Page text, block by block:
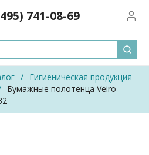
741-08-69
/ Гигиеническая продукция
Бумажные полотенца Veiro